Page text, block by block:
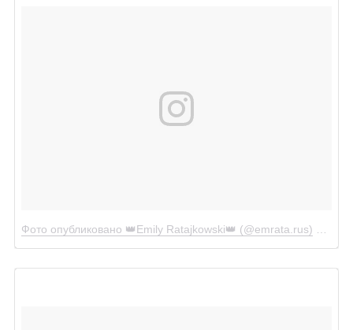
Фото опубликовано 👑Emily Ratajkowski👑 (@emrata.rus) Июл 7